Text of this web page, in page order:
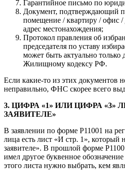
Гарантийное письмо по
Документ, подтверждающий
помещение / квартиру / офис /
адрес местонахождения;
Протокол правления об
председателя по уставу
может быть актуально
Жилищному кодексу РФ.
Если какие-то из этих документов
неправильно, ФНС скорее всего
3. ЦИФРА «1» ИЛИ ЦИФРА «3»
ЗАЯВИТЕЛЕ»
В заявлении по форме Р11001 на
лица есть лист «И стр. 1», который
заявителе». В прошлой форме
имел другое буквенное
этого листа нужно выбрать, кем